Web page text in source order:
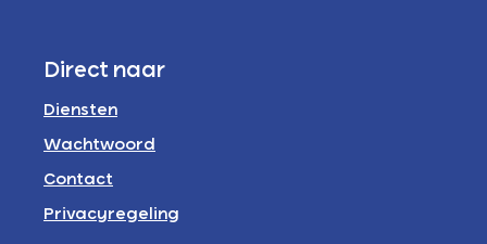
Direct naar
Diensten
Wachtwoord
Contact
Privacyregeling